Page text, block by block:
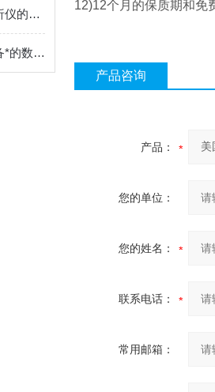
超声电声法及Zeta电位分析仪的维护保养方法
超声电声法Zeta电位仪具备*的数据处理能力
12)12个月的保质期和免
产品咨询
产品：
您的单位：
您的姓名：
联系电话：
常用邮箱：